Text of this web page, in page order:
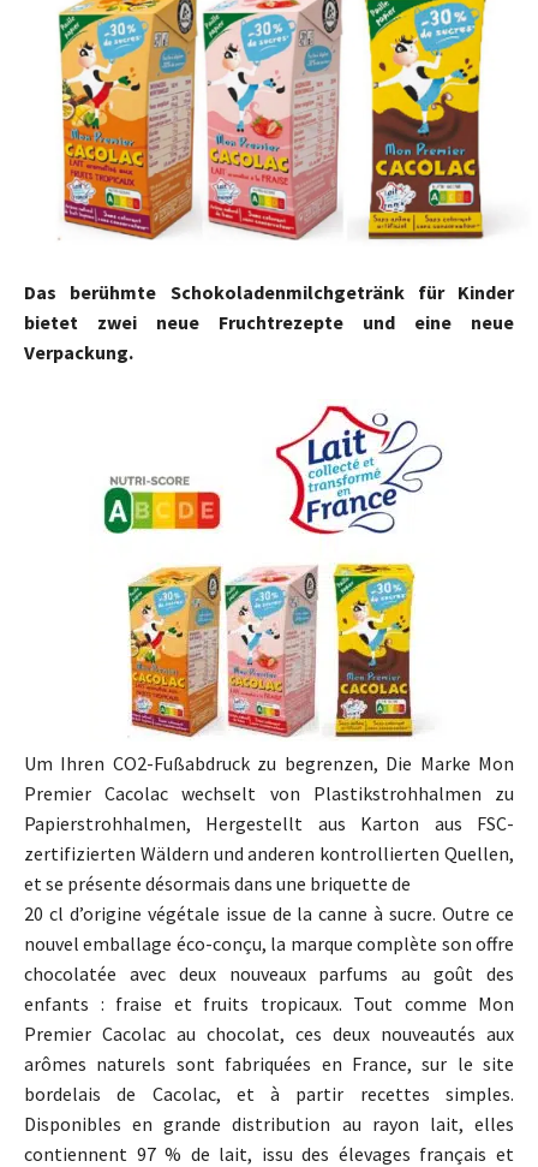
Das berühmte Schokoladenmilchgetränk für Kinder
bietet zwei neue Fruchtrezepte und eine neue
Verpackung.
Um Ihren CO2-Fußabdruck zu begrenzen, Die Marke Mon
Premier Cacolac wechselt von Plastikstrohhalmen zu
Papierstrohhalmen, Hergestellt aus Karton aus FSC-
zertifizierten Wäldern und anderen kontrollierten Quellen,
et se présente désormais dans une briquette de
20 cl d’origine végétale issue de la canne à sucre.Outre ce
nouvel emballage éco-conçu, la marque complète son offre
chocolatée avec deux nouveaux parfums au goût des
enfants : fraise et fruits tropicaux. Tout comme Mon
Premier Cacolac au chocolat, ces deux nouveautés aux
arômes naturels sont fabriquées en France,sur le site
bordelais de Cacolac, et à partir recettes simples.
Disponibles en grande distribution au rayon lait,elles
contiennent 97 % de lait, issu des élevages français et